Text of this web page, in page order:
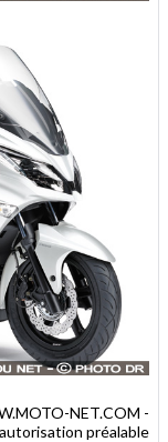
NET.COM -
préalable